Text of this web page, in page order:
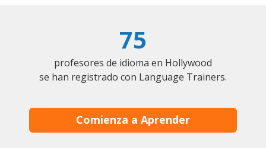
75
profesores de idioma en Hollywood
se han registrado con Language Trainers.
Comienza a Aprender